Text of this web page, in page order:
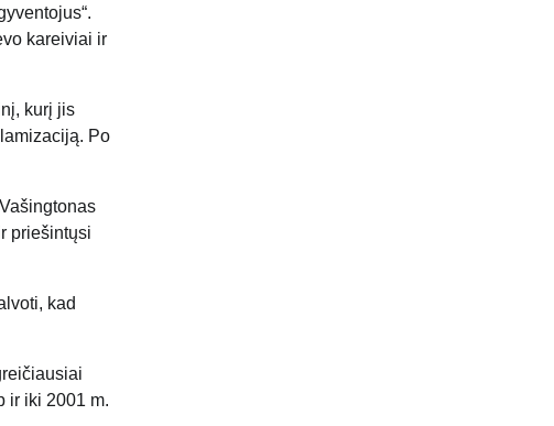
kareiviai ir
kurį jis
Po
priešintųsi
kad
ir iki 2001 m.